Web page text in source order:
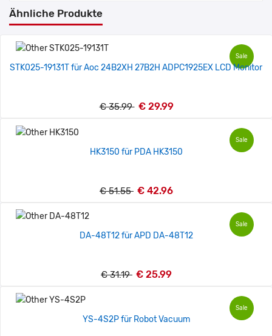
Ähnliche Produkte
Sale
STK025-19131T für Aoc 24B2XH 27B2H ADPC1925EX LCD Monitor
€ 35.99 € 29.99
Sale
HK3150 für PDA HK3150
€ 51.55 € 42.96
Sale
DA-48T12 für APD DA-48T12
€ 31.19 € 25.99
Sale
YS-4S2P für Robot Vacuum